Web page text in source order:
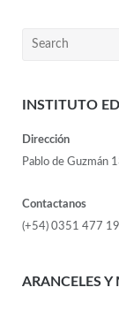
INSTITUTO
Dirección
Pablo de Guzmán
Contactanos
(+54) 0351 477
ARANCELES